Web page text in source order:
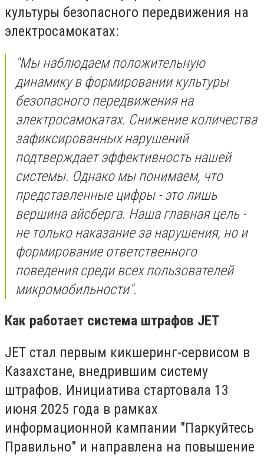
культуры безопасного передвижения на
электросамокатах:
"Мы наблюдаем положительную
динамику в формировании культуры
безопасного передвижения на
электросамокатах. Снижение количества
зафиксированных нарушений
подтверждает эффективность нашей
системы. Однако мы понимаем, что
представленные цифры - это лишь
вершина айсберга. Наша главная цель -
не только наказание за нарушения, но и
формирование ответственного
поведения среди всех пользователей
микромобильности".
Как работает система штрафов JET
JET стал первым кикшеринг-сервисом в
Казахстане, внедрившим систему
штрафов. Инициатива стартовала 13
июня 2025 года в рамках
информационной кампании "Паркуйтесь
Правильно" и направлена на повышение